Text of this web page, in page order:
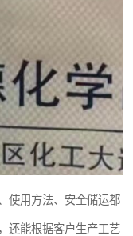
使用方法、安全储运都
还能根据客户生产工艺